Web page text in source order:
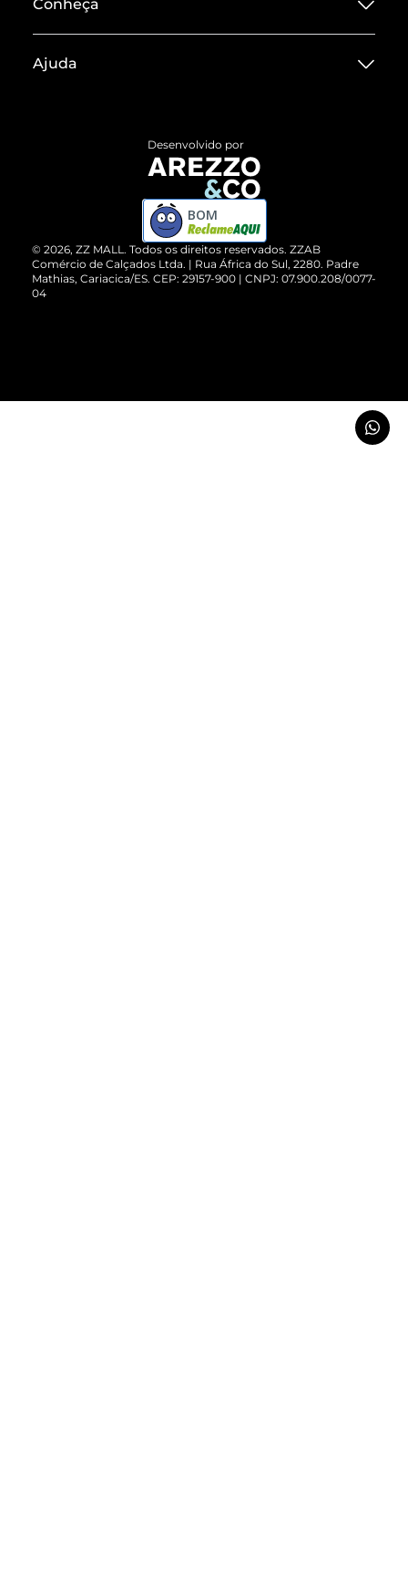
Conheça
Termos de Uso
ZZ MALL é confiável
Cartão Presente
Vendas Corporativas
Ajuda
Devolução do Produto
Compre pelo WhatsApp
© 2026, ZZ MALL. Todos os direitos reservados. ZZAB
Comércio de Calçados Ltda. | Rua África do Sul, 2280. Padre
Mathias, Cariacica/ES. CEP: 29157-900 | CNPJ: 07.900.208/0077-
04
Desenvolvido por
BOM